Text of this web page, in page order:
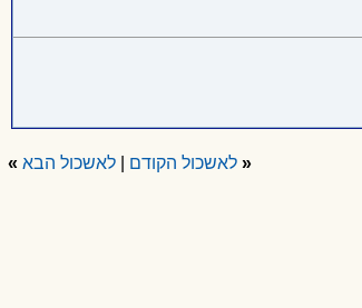
« לאשכול הקודם |לאשכול הבא »